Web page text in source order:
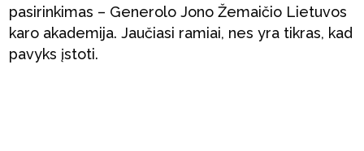
pasirinkimas – Generolo Jono Žemaičio Lietuvos
karo akademija. Jaučiasi ramiai, nes yra tikras, kad
pavyks įstoti.